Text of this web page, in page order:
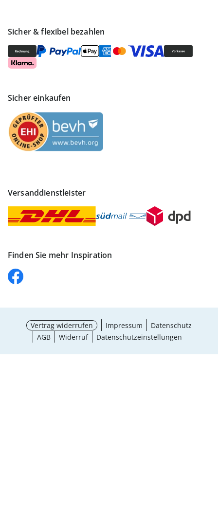
Sicher & flexibel bezahlen
Sicher einkaufen
Versanddienstleister
Finden Sie mehr Inspiration
Vertrag widerrufen Impressum
Datenschutz
AGB
Widerruf Datenschutzeinstellungen